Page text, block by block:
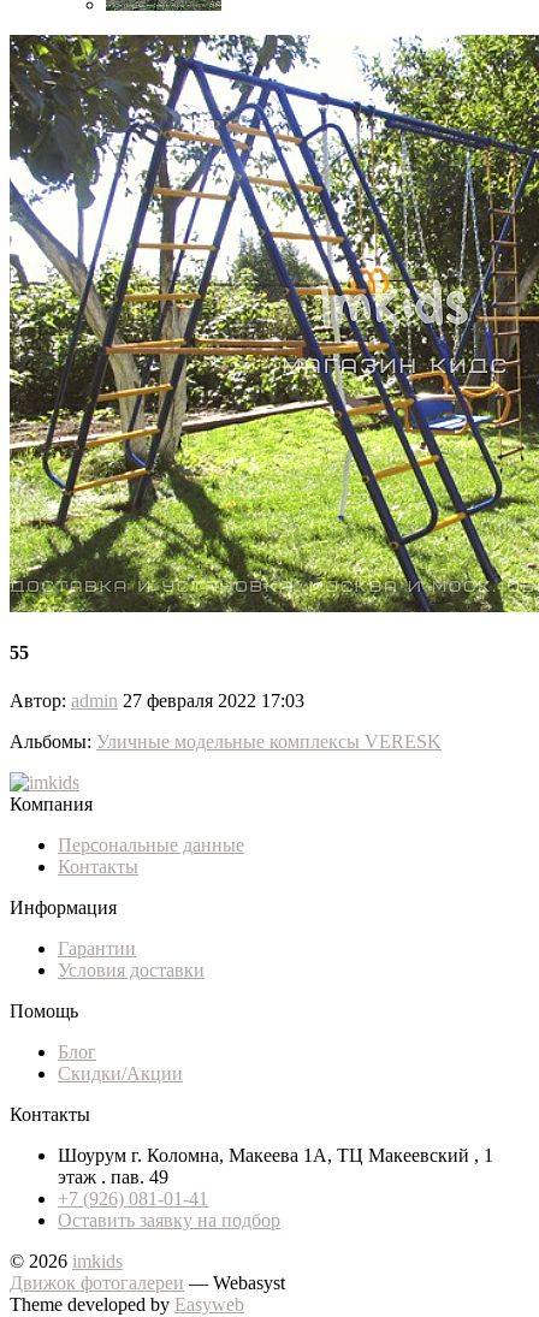
55
Автор: admin 27 февраля 2022 17:03
Альбомы: Уличные модельные комплексы VERESK
Компания
Персональные данные
Контакты
Информация
Гарантии
Условия доставки
Помощь
Блог
Скидки/Акции
Контакты
Шоурум г. Коломна, Макеева 1А, ТЦ Макеевский , 1
этаж . пав. 49
+7 (926) 081-01-41
Оставить заявку на подбор
© 2026 imkids
Движок фотогалереи — Webasyst
Theme developed by Easyweb